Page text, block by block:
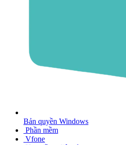
Bản quyền Windows
Phần mềm
Vfone